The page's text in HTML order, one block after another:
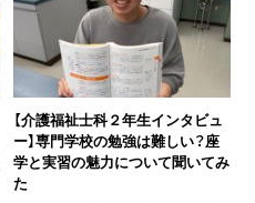
【介護福祉士科２年生インタビュ
ー】専門学校の勉強は難しい？座
学と実習の魅力について聞いてみ
た